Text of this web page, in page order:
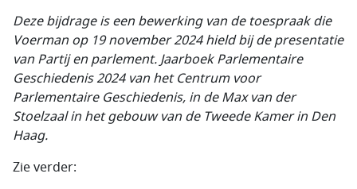
Deze bijdrage is een bewerking van de toespraak die
Voerman op 19 november 2024 hield bij de presentatie
van Partij en parlement. Jaarboek Parlementaire
Geschiedenis 2024 van het Centrum voor
Parlementaire Geschiedenis, in de Max van der
Stoelzaal in het gebouw van de Tweede Kamer in Den
Haag.
Zie verder: